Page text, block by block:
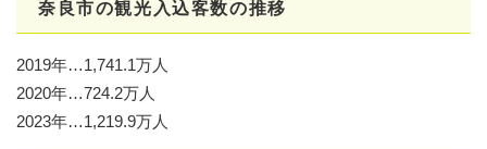
奈良市の観光入込客数の推移
2019年…1,741.1万人
2020年…724.2万人
2023年…1,219.9万人